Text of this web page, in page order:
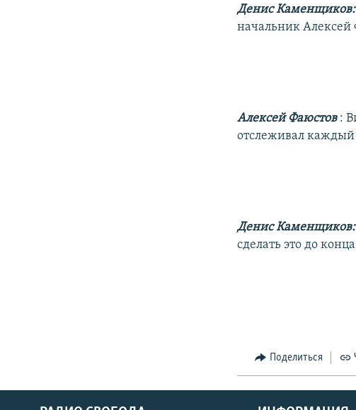
Денис
начальник Алексей
Алексей Фаюстов :
отслеживал
Денис
сделать это до
Поделиться